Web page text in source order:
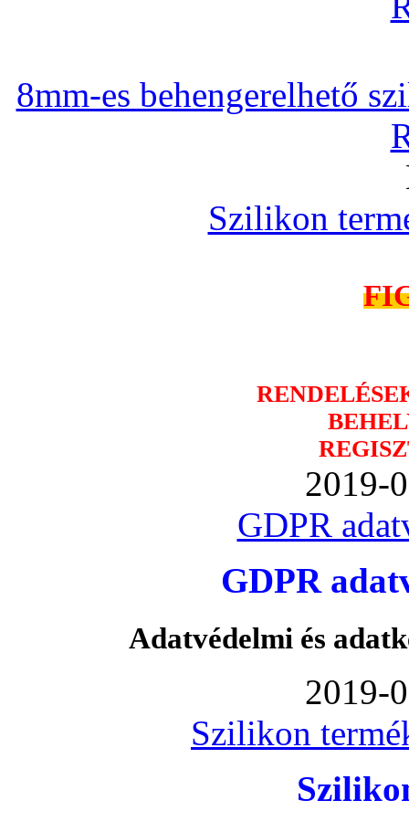
8mm-es behengerelhető
Szilikon
2019-
GDPR
GDPR
Adatvédelmi és
2019-
Szilikon